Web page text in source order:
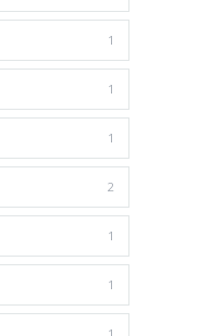
1
1
1
2
1
1